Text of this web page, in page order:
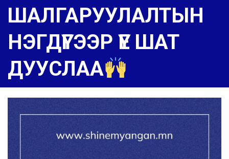
ШАЛГАРУУЛАЛТЫН
НЭГДҮГЭЭР ҮЕ ШАТ
ДУУСЛАА